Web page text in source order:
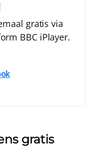
gratis via
BBC iPlayer.
gratis